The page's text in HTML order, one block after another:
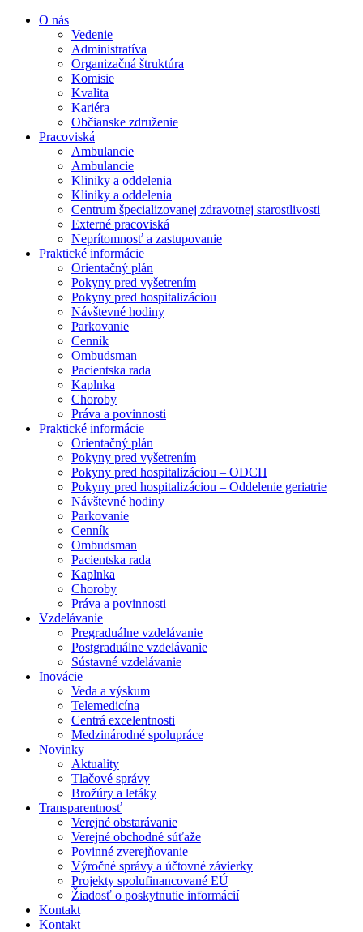
O nás
Vedenie
Administratíva
Organizačná štruktúra
Komisie
Kvalita
Kariéra
Občianske združenie
Pracoviská
Ambulancie
Ambulancie
Kliniky a oddelenia
Kliniky a oddelenia
Centrum špecializovanej zdravotnej starostlivosti
Externé pracoviská
Neprítomnosť a zastupovanie
Praktické informácie
Orientačný plán
Pokyny pred vyšetrením
Pokyny pred hospitalizáciou
Návštevné hodiny
Parkovanie
Cenník
Ombudsman
Pacientska rada
Kaplnka
Choroby
Práva a povinnosti
Praktické informácie
Orientačný plán
Pokyny pred vyšetrením
Pokyny pred hospitalizáciou – ODCH
Pokyny pred hospitalizáciou – Oddelenie geriatrie
Návštevné hodiny
Parkovanie
Cenník
Ombudsman
Pacientska rada
Kaplnka
Choroby
Práva a povinnosti
Vzdelávanie
Pregraduálne vzdelávanie
Postgraduálne vzdelávanie
Sústavné vzdelávanie
Inovácie
Veda a výskum
Telemedicína
Centrá excelentnosti
Medzinárodné spolupráce
Novinky
Aktuality
Tlačové správy
Brožúry a letáky
Transparentnosť
Verejné obstarávanie
Verejné obchodné súťaže
Povinné zverejňovanie
Výročné správy a účtovné závierky
Projekty spolufinancované EÚ
Žiadosť o poskytnutie informácií
Kontakt
Kontakt